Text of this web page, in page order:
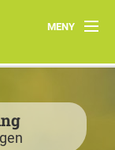
MENY
Program
Verksamhet
Björkelund